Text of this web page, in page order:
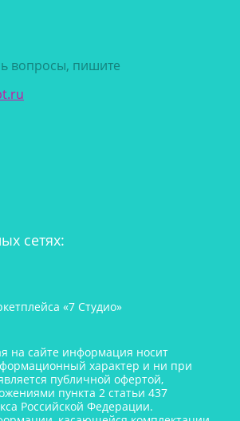
вопросы, пишите
сетях:
«7 Студио»
на сайте информация носит
характер и ни при
публичной офертой,
пункта 2 статьи 437
Российской Федерации.